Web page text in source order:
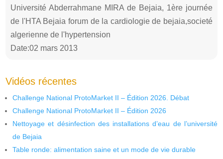
Université Abderrahmane MIRA de Bejaia, 1ère journée
de l'HTA Bejaia forum de la cardiologie de bejaia,societé
algerienne de l'hypertension
Date:02 mars 2013
Vidéos récentes
Challenge National ProtoMarket II – Édition 2026. Débat
Challenge National ProtoMarket II – Édition 2026
Nettoyage et désinfection des installations d’eau de l’université
de Bejaia
Table ronde: alimentation saine et un mode de vie durable